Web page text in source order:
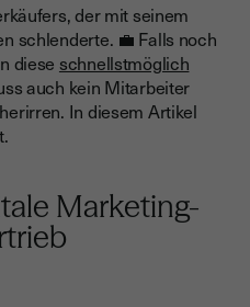
im Vertrieb" für Unternehmen?
Kunden
der Digitalisierung profitieren
der mit seinem
schlenderte. 💼 Falls noch
diese schnellstmöglich
auch kein Mitarbeiter
In diesem Artikel
Marketing-